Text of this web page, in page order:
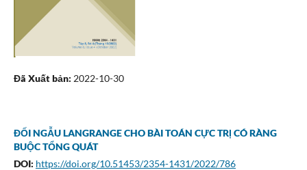
Đã Xuất bản: 2022-10-30
ĐỐI NGẪU LANGRANGE CHO BÀI TOÁN CỰC TRỊ CÓ RÀNG
BUỘC TỔNG QUÁT
DOI: https://doi.org/10.51453/2354-1431/2022/786